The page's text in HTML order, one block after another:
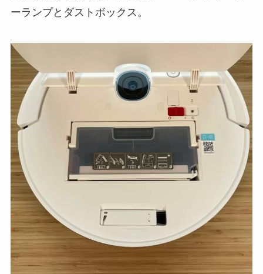
ーランプとダストボックス。